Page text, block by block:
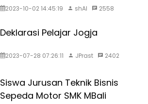
2023-10-02 14:45:19 shAI 2558
Deklarasi Pelajar Jogja
2023-07-28 07:26:11 JPrast 2402
Siswa Jurusan Teknik Bisnis
Sepeda Motor SMK MBali